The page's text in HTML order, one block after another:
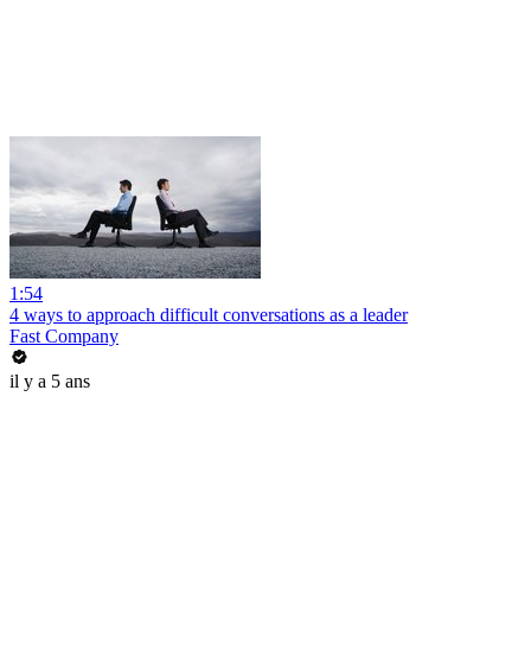
1:54
4 ways to approach difficult conversations as a leader
Fast Company
il y a 5 ans